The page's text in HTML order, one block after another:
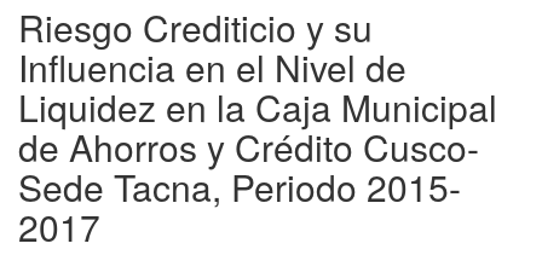
Riesgo Crediticio y su
Influencia en el Nivel de
Liquidez en la Caja Municipal
de Ahorros y Crédito Cusco-
Sede Tacna, Periodo 2015-
2017